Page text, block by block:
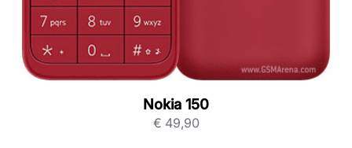
Nokia 150
€ 49,90